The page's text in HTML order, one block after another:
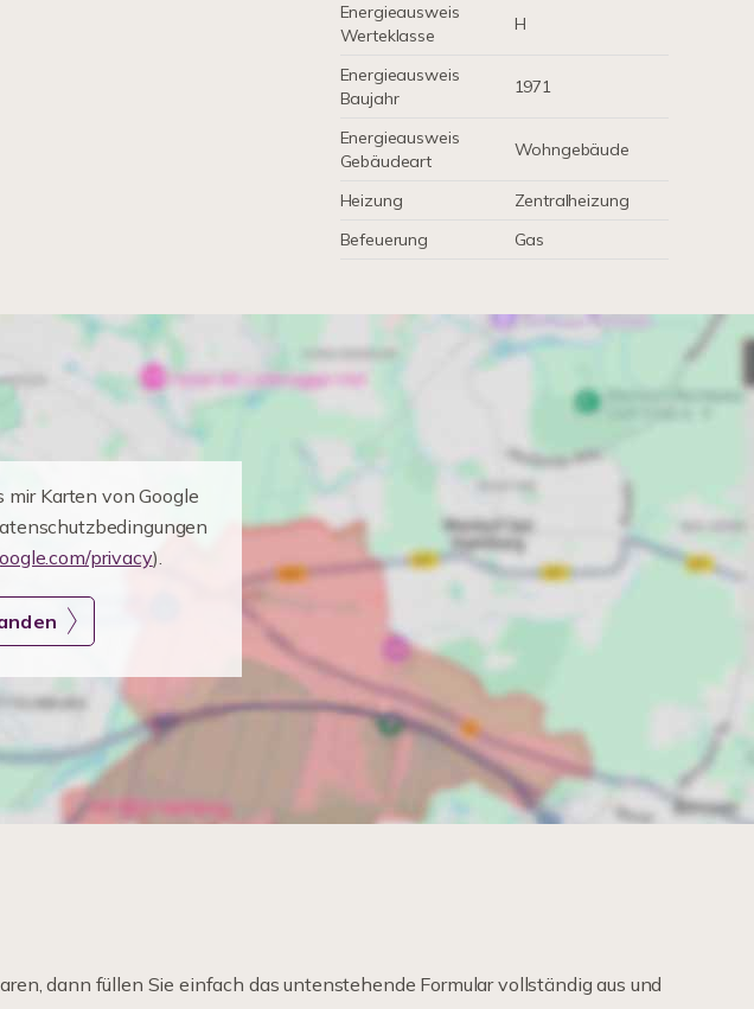
Energieausweis
Werteklasse
H
Energieausweis
Baujahr
1971
Energieausweis
Gebäudeart
Wohngebäude
Heizung
Zentralheizung
Befeuerung
Gas
Karten von Google
privacy).
dann füllen Sie einfach das untenstehende Formular vollständig aus und